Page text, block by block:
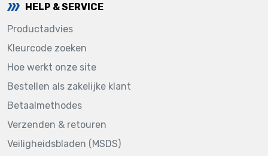
HELP & SERVICE
Productadvies
Kleurcode zoeken
Hoe werkt onze site
Bestellen als zakelijke klant
Betaalmethodes
Verzenden & retouren
Veiligheidsbladen (MSDS)